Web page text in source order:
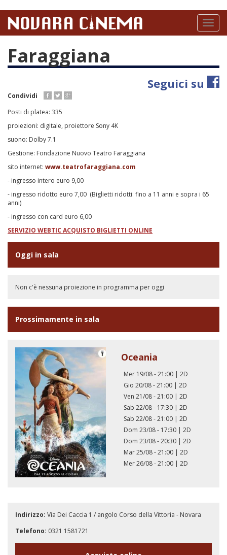
contenuto
Toggle
Faraggiana
Seguici su
Condividi
Posti di platea: 335
proiezioni: digitale, proiettore Sony 4K
suono: Dolby 7.1
Gestione: Fondazione Nuovo Teatro Faraggiana
sito internet: www.teatrofaraggiana.com
- ingresso intero euro 9,00
- ingresso ridotto euro 7,00 (Biglietti ridotti: fino a 11 anni e sopra i 65
anni)
- ingresso con card euro 6,00
SERVIZIO WEBTIC ACQUISTO BIGLIETTI ONLINE
Oggi in sala
Non c'è nessuna proiezione in programma per oggi
Prossimamente in sala
Oceania
Mer 19/08 - 21:00 | 2D
Gio 20/08 - 21:00 | 2D
Ven 21/08 - 21:00 | 2D
Sab 22/08 - 17:30 | 2D
Sab 22/08 - 21:00 | 2D
Dom 23/08 - 17:30 | 2D
Dom 23/08 - 20:30 | 2D
Mar 25/08 - 21:00 | 2D
Mer 26/08 - 21:00 | 2D
Indirizzo: Via Dei Caccia 1 / angolo Corso della Vittoria - Novara
Telefono: 0321 1581721